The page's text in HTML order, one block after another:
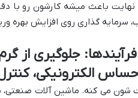
نهایت باعث میشه کارشون رو با
سرمایه گذاری روی افزایش بهره
جلوگیری از
الکترونیکی،
شون می کنه. ماشین آلات